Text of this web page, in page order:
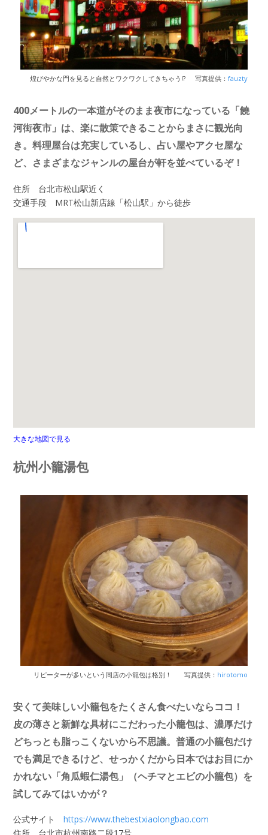
煌びやかな門を見ると自然とワクワクしてきちゃう!? 写真提供：fauzty
400メートルの一本道がそのまま夜市になっている「饒
河街夜市」は、楽に散策できることからまさに観光向
き。料理屋台は充実しているし、占い屋やアクセ屋な
ど、さまざまなジャンルの屋台が軒を並べているぞ！
住所 台北市松山駅近く
交通手段 MRT松山新店線「松山駅」から徒歩
大きな地図で見る
杭州小籠湯包
リピーターが多いという同店の小籠包は格別！ 写真提供： hirotomo
安くて美味しい小籠包をたくさん食べたいならココ！
皮の薄さと新鮮な具材にこだわった小籠包は、濃厚だけ
どちっとも脂っこくないから不思議。普通の小籠包だけ
でも満足できるけど、せっかくだから日本ではお目にか
かれない「角瓜蝦仁湯包」（ヘチマとエビの小籠包）を
試してみてはいかが？
公式サイト https://www.thebestxiaolongbao.com